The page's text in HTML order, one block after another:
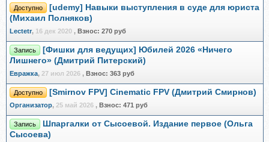
Доступно
[udemy] Навыки выступления в суде для юриста
(Михаил Полняков)
Lectetr, 16 дек 2020 , Взнос: 270 руб
Запись
[Фишки для ведущих] Юбилей 2026 «Ничего
Лишнего» (Дмитрий Питерский)
Евражкa, 27 июл 2026 , Взнос: 363 руб
Доступно [Smirnov FPV] Cinematic FPV (Дмитрий Смирнов)
Организатор, 25 май 2026 , Взнос: 471 руб
Запись
Шпаргалки от Сысоевой. Издание первое (Ольга
Сысоева)